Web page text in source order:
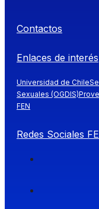
Contactos
Enlaces de interés
Universidad de Chile
Sexuales (OGDIS)
FEN
Redes Sociales